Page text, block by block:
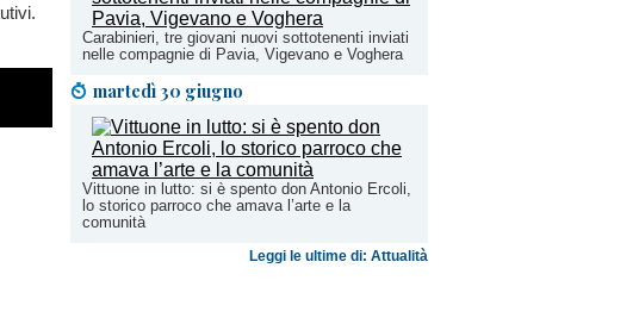
Carabinieri, tre giovani nuovi sottotenenti inviati
nelle compagnie di Pavia, Vigevano e Voghera
martedì 30 giugno
Vittuone in lutto: si è spento don Antonio Ercoli,
lo storico parroco che amava l’arte e la
comunità
Leggi le ultime di: Attualità